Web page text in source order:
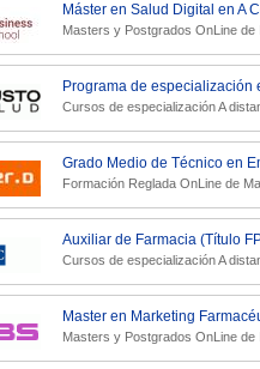
Máster en Salud Digital en A
Masters y Postgrados OnLine de
Programa de especialización
Cursos de especialización A
Grado Medio de Técnico en
Formación Reglada OnLine de
Auxiliar de Farmacia (Título
Cursos de especialización A
Master en Marketing
Masters y Postgrados OnLine de